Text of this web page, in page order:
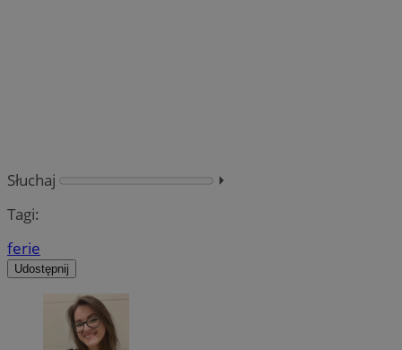
Słuchaj
⏵︎
Tagi:
ferie
Udostępnij